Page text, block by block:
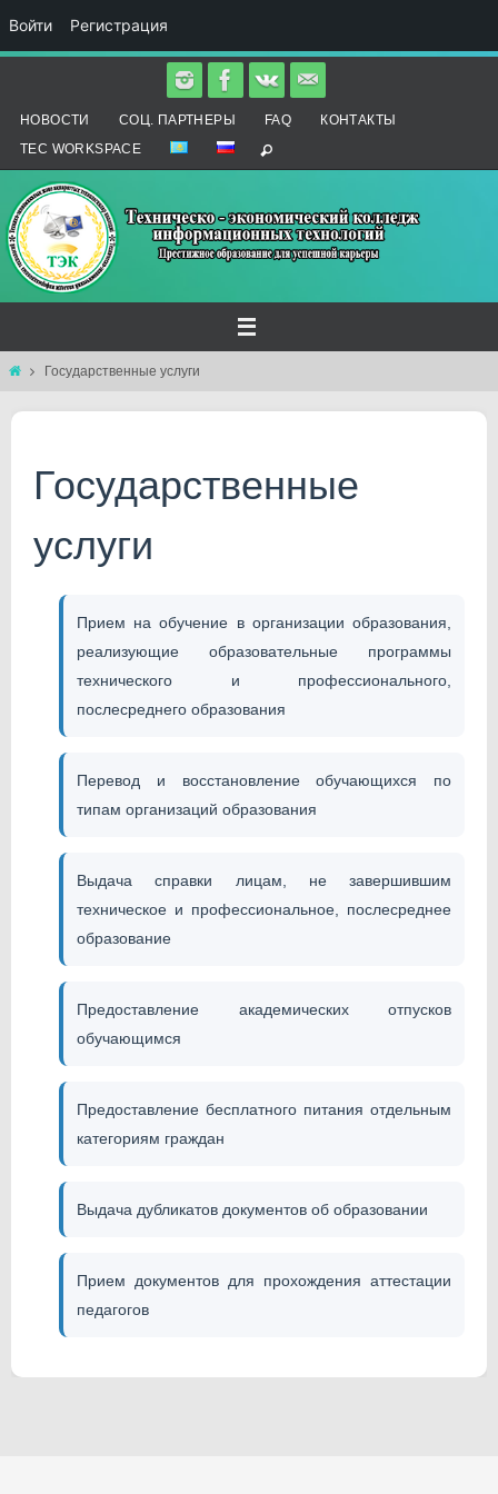
содержимому
Войти Регистрация
НОВОСТИ СОЦ. ПАРТНЕРЫ FAQ
КОНТАКТЫ
TEC WORKSPACE
Главная
Государственные услуги
Государственные
услуги
Прием на обучение в организации образования,
реализующие образовательные программы
технического и профессионального,
послесреднего образования
Перевод и восстановление обучающихся по
типам организаций образования
Выдача справки лицам, не завершившим
техническое и профессиональное, послесреднее
образование
Предоставление академических отпусков
обучающимся
Предоставление бесплатного питания отдельным
категориям граждан
Выдача дубликатов документов об образовании
Прием документов для прохождения аттестации
педагогов